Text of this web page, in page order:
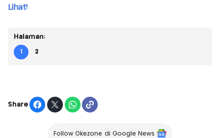
Lihat!
Halaman:
1 2
Share
Follow Okezone di Google News